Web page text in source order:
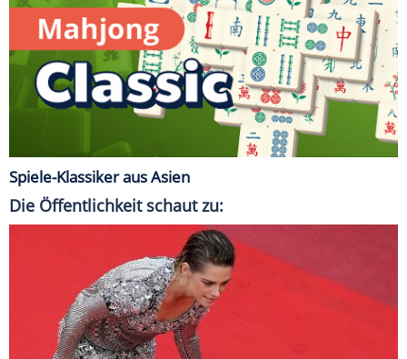
Spiele-Klassiker aus Asien
Die Öffentlichkeit schaut zu: